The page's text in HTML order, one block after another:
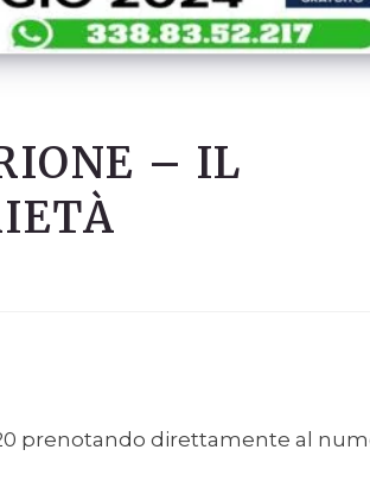
– IL
prenotando direttamente al